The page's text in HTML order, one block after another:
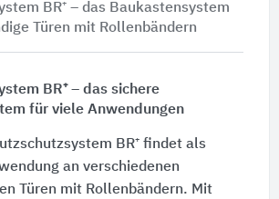
BR⁺ – das Baukastensystem
Türen mit Rollenbändern
BR⁺ – das sichere
für viele Anwendungen
BR⁺ findet als
an verschiedenen
Türen mit Rollenbändern. Mit